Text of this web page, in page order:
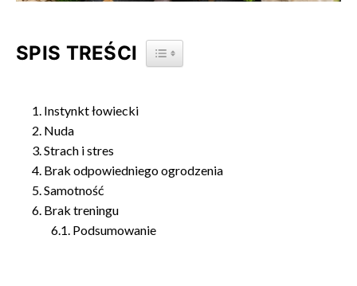
SPIS TREŚCI TOGGLE TABLE OF CONTENT
Instynkt łowiecki
Nuda
Strach i stres
Brak odpowiedniego ogrodzenia
Samotność
Brak treningu
Podsumowanie